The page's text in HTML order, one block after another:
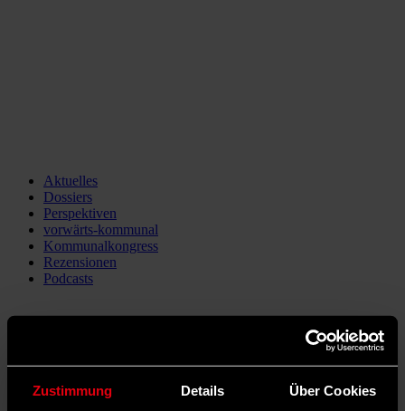
Zustimmung Details Über Cookies
Aktuelles
Dossiers
Perspektiven
vorwärts-kommunal
Kommunalkongress
Rezensionen
Podcasts